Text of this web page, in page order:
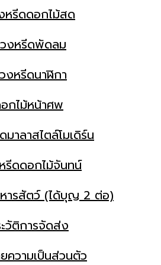
รีดดอกไม้สด
งหรีดพัดลม
งหรีดนาฬิกา
กไม้หน้าศพ
าลาสไตล์โมเดิร์น
ดดอกไม้จันทน์
ารสัตว์ (ได้บุญ 2 ต่อ)
วัติการจัดส่ง
ความเป็นส่วนตัว